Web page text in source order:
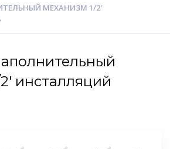
МЕХАНИЗМ 1/2′
инсталляций